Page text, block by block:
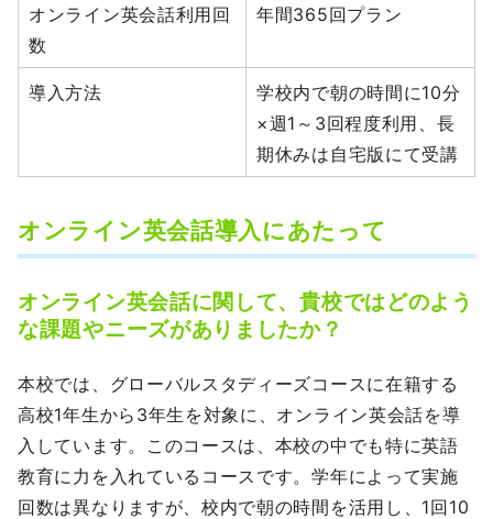
オンライン英会話利用回
数
年間365回プラン
導入方法
学校内で朝の時間に10分
×週1～3回程度利用、長
期休みは自宅版にて受講
オンライン英会話導入にあたって
オンライン英会話に関して、貴校ではどのよう
な課題やニーズがありましたか？
本校では、グローバルスタディーズコースに在籍する
高校1年生から3年生を対象に、オンライン英会話を導
入しています。このコースは、本校の中でも特に英語
教育に力を入れているコースです。学年によって実施
回数は異なりますが、校内で朝の時間を活用し、1回10